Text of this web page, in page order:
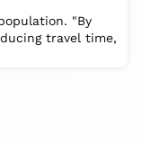
"By
travel time,